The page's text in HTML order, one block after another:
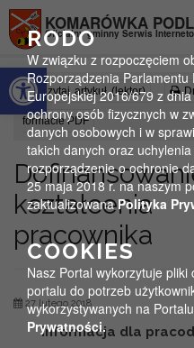
Otwórz pasek narzędzi
KOMARÓWKA
Oficjalny gminny Serwis
Czytaj artykuł (lektor)
formacie PDF
kształcenia
pracownika
27 lutego 2018
Informacja dla
RODO
W związku z rozpoczęciem
Rozporządzenia
Europejskiej 2016/679 z
ochrony osób fizycznych w
danych osobowych i w
takich danych oraz
rozporządzenie o ochronie
25 maja 2018 r. na naszym
zaktualizowanaPolityka
COOKIES
Nasz Portal wykorzytuje
portalu do potrzeb
wykorzystywanych na
Prywatności.